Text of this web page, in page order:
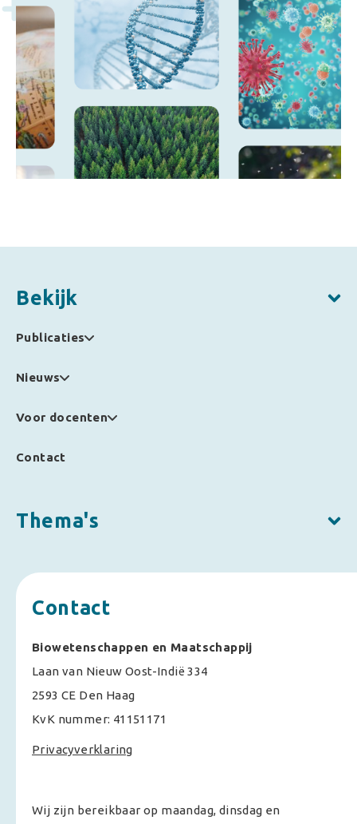
Bekijk
Publicaties
Nieuws
Voor docenten
Contact
Thema's
Contact
Biowetenschappen en Maatschappij
Laan van Nieuw Oost-Indië 334
2593 CE Den Haag
KvK nummer: 41151171
Privacyverklaring
Wij zijn bereikbaar op maandag, dinsdag en